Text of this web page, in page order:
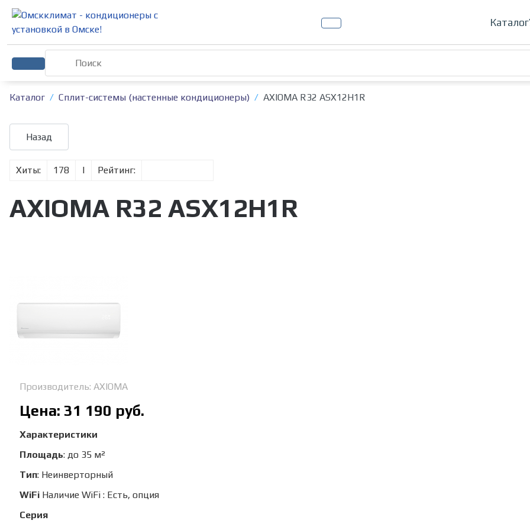
Каталог
Каталог Сплит-системы (настенные кондиционеры) AXIOMA R32 ASX12H1R
Хиты: 178 | Рейтинг:
AXIOMA R32 ASX12H1R
Производитель: AXIOMA
Цена: 31 190 руб.
Характеристики
Площадь: до 35 м²
Тип: Неинверторный
WiFi Наличие WiFi : Есть, опция
Серия